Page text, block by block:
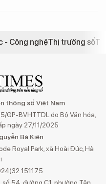
- Công nghệThị trường số
thông số Việt Nam
GP-BVHTTDL do Bộ Văn hóa,
ngày 27/11/2025
Bá Kiên
Royal Park, xã Hoài Đức, Hà
151175
số 54, đường C1, phường Tân